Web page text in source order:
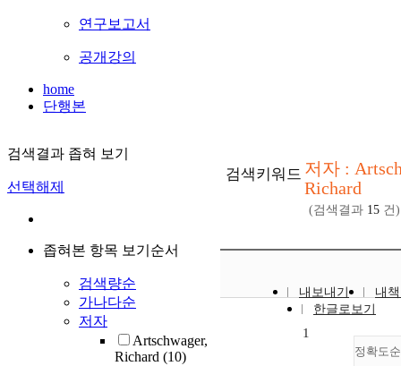
연구보고서
공개강의
home
단행본
검색결과 좁혀 보기
선택해제
좁혀본 항목 보기순서
검색량순
가나다순
저자
Artschwager,
Richard (10)
검색키워드 저자 :
Richard
(검색결과 15 건)
내보내기
내
한글로보기
정확도순
1